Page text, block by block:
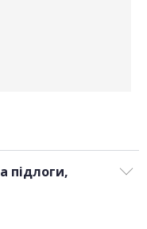
підлоги,